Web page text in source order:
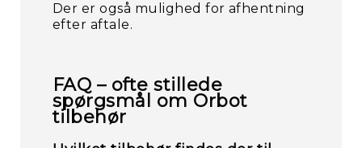
Der er også mulighed for afhentning
efter aftale.
FAQ – ofte stillede
spørgsmål om Orbot
tilbehør